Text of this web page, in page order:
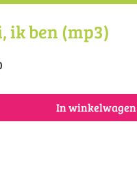
ik ben (mp3)
In winkelwagen